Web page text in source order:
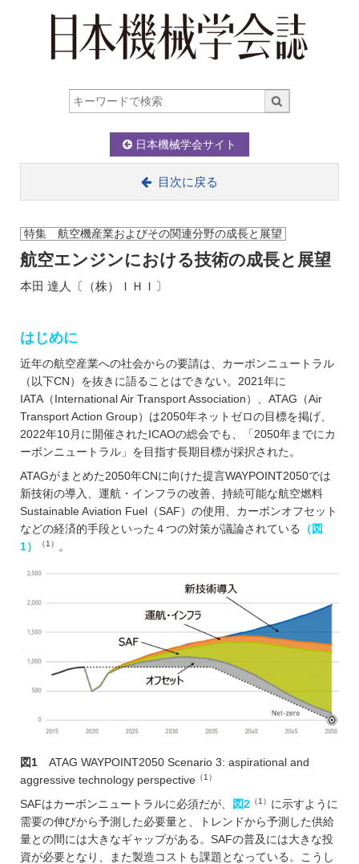
日本機械学会サイト
目次に戻る
特集 航空機産業およびその関連分野の成長と展望
航空エンジンにおける技術の成長と展望
本田 達人〔（株）ＩＨＩ〕
はじめに
近年の航空産業への社会からの要請は、カーボンニュートラル
（以下CN）を抜きに語ることはできない。2021年に
IATA（International Air Transport Association）、ATAG（Air
Transport Action Group）は2050年ネットゼロの目標を掲げ、
2022年10月に開催されたICAOの総会でも、「2050年までにカ
ーボンニュートラル」を目指す長期目標が採択された。
ATAGがまとめた2050年CNに向けた提言WAYPOINT2050では
新技術の導入、運航・インフラの改善、持続可能な航空燃料
Sustainable Aviation Fuel（SAF）の使用、カーボンオフセット
などの経済的手段といった４つの対策が議論されている
（図
1）
（1） 。
図1ATAG WAYPOINT2050 Scenario 3: aspirational and
aggressive technology perspective （1）
SAFはカーボンニュートラルに必須だが、 図2 （1） に示すように
需要の伸びから予測した必要量と、トレンドから予測した供給
量との間には大きなギャップがある。SAFの普及には大きな投
資が必要となり、また製造コストも課題となっている。こうし